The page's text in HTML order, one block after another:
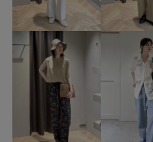
シャツ ショート丈 シル
スエード スッキリ ス
セットアップ
ナチュラル ニュアンスがあ
フリンジ ブラウス プ